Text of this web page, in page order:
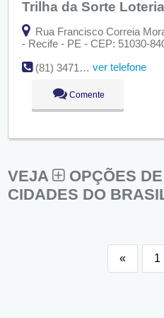
Trilha da Sorte
Rua Francisco Correia
- Recife - PE - CEP: 51030-
(81) 3471-3495
ver telefone
Comente
VEJA
OPÇÕES
CIDADES DO
« 1